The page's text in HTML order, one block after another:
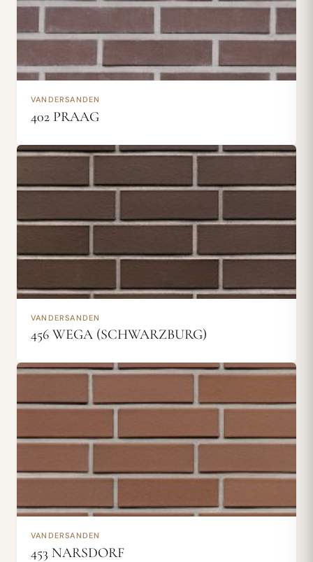
VANDERSANDEN
402 PRAAG
VANDERSANDEN
456 WEGA (SCHWARZBURG)
VANDERSANDEN
453 NARSDORF